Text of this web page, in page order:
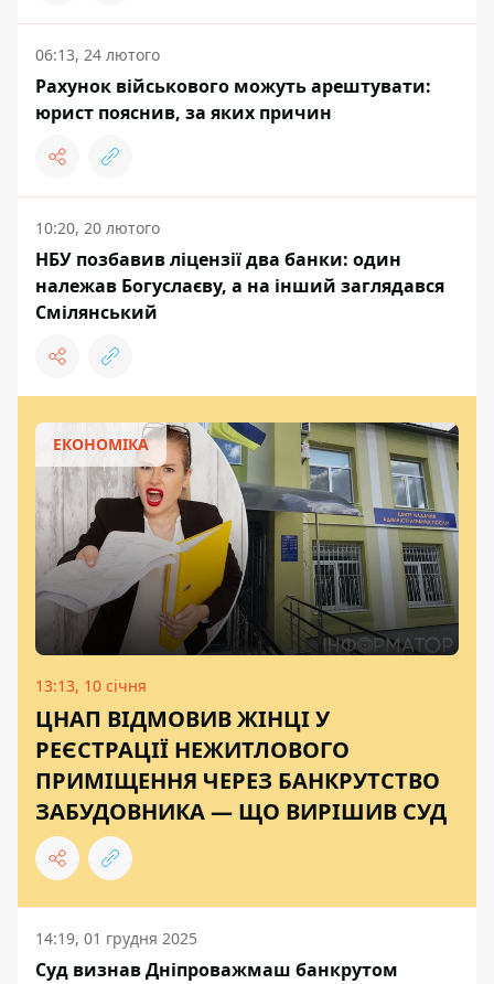
06:13, 24 лютого
Рахунок військового можуть арештувати:
юрист пояснив, за яких причин
10:20, 20 лютого
НБУ позбавив ліцензії два банки: один
належав Богуслаєву, а на інший заглядався
Смілянський
ЕКОНОМІКА
13:13, 10 січня
ЦНАП ВІДМОВИВ ЖІНЦІ У
РЕЄСТРАЦІЇ НЕЖИТЛОВОГО
ПРИМІЩЕННЯ ЧЕРЕЗ БАНКРУТСТВО
ЗАБУДОВНИКА — ЩО ВИРІШИВ СУД
14:19, 01 грудня 2025
Суд визнав Дніпроважмаш банкрутом